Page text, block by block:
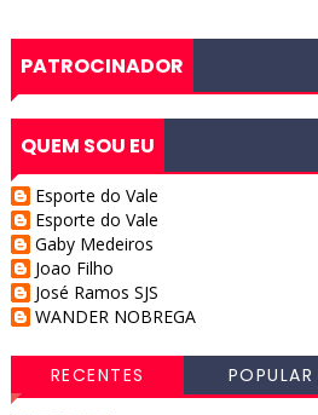
PATROCINADOR
QUEM SOU EU
Esporte do Vale
Esporte do Vale
Gaby Medeiros
Joao Filho
José Ramos SJS
WANDER NOBREGA
RECENTES POPULAR